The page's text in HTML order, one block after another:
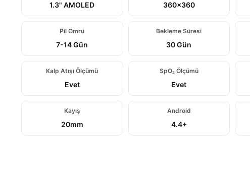
1.3" AMOLED 360×360
Pil Ömrü
7-14 Gün
Bekleme Süresi
30 Gün
Kalp Atışı Ölçümü
Evet
SpO₂ Ölçümü
Evet
Kayış
20mm
Android
4.4+